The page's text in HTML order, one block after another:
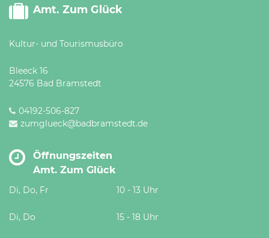
Amt. Zum Glück
Kultur- und Tourismusbüro
Bleeck 16
24576 Bad Bramstedt
04192-506-827
zumglueck@badbramstedt.de
Öffnungszeiten
Amt. Zum Glück
Di, Do, Fr 10 - 13 Uhr
Di, Do 15 - 18 Uhr